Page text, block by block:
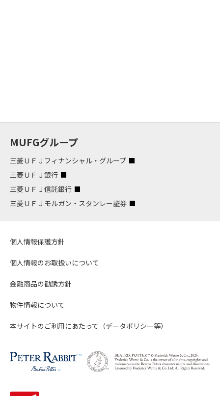
MUFGグループ
三菱ＵＦＪフィナンシャル・グループ
三菱ＵＦＪ銀行
三菱ＵＦＪ信託銀行
三菱ＵＦＪモルガン・スタンレー証券
個人情報保護方針
個人情報のお取扱いについて
金融商品の勧誘方針
物件情報について
本サイトのご利用にあたって（データポリシー等）